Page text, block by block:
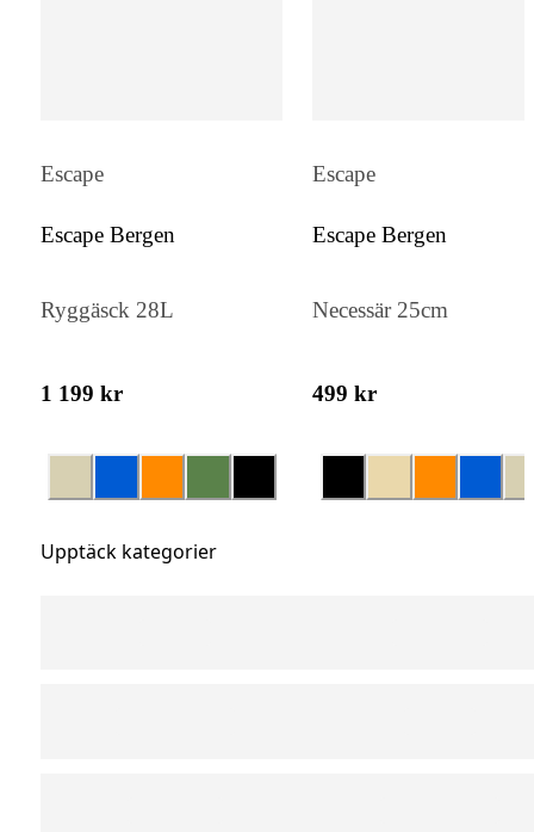
Escape
Escape Bergen
Ryggäsck 28L
1 199 kr
Escape
Escape Bergen
Necessär 25cm
499 kr
Upptäck kategorier